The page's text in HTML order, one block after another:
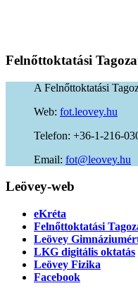
Felnőttoktatási
A Felnőttoktatási
Web: fot.leovey.hu
Telefon: +36-1-216-
Email:
uh.yevoel@t
of
Leövey-web
eKréta
Felnőttoktatási
Leövey
LKG digitális oktatás
Leövey Fizika
Facebook